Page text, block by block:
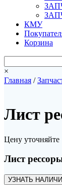
КМУ
Корзина
×
Главная /
Лист
Цену уточняйте
Лист
УЗНАТЬ